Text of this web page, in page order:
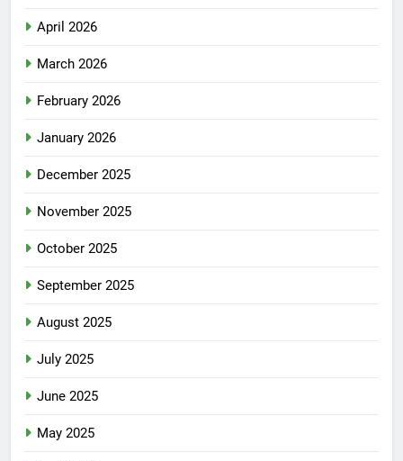
April 2026
March 2026
February 2026
January 2026
December 2025
November 2025
October 2025
September 2025
August 2025
July 2025
June 2025
May 2025